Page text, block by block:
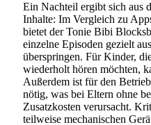
Ein Nachteil ergibt sich aus
Inhalte: Im Vergleich zu
bietet der Tonie Bibi
einzelne Episoden gezielt
überspringen. Für Kinder,
wiederholt hören möchten,
Außerdem ist für den
nötig, was bei Eltern ohne
Zusatzkosten verursacht.
teilweise mechanischen